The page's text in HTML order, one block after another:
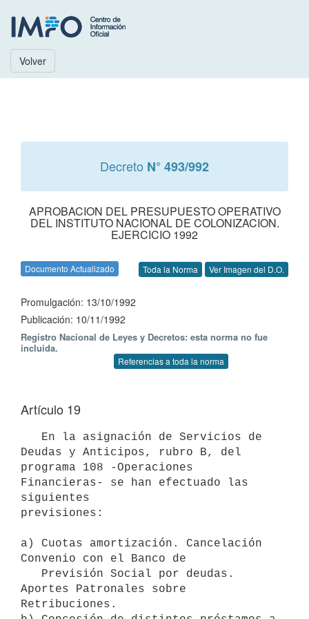
Volver
Decreto N° 493/992
APROBACION DEL PRESUPUESTO OPERATIVO
DEL INSTITUTO NACIONAL DE COLONIZACION.
EJERCICIO 1992
Documento Actualizado Toda la Norma Ver Imagen del D.O.
Promulgación: 13/10/1992
Publicación: 10/11/1992
Registro Nacional de Leyes y Decretos: esta norma no fue
incluida.
Referencias a toda la norma
Artículo 19
Deudas y Anticipos, rubro B, del
programa 108 -Operaciones
Financieras- se han efectuado las
siguientes
previsiones:
a) Cuotas amortización. Cancelación
Convenio con el Banco de
Aportes Patronales sobre
Retribuciones.